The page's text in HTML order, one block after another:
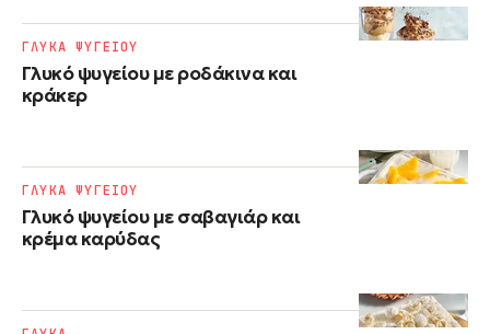
Γλυκό ψυγείου με ροδάκινα και
κράκερ
ΓΛΥΚΑ ΨΥΓΕΙΟΥ
Γλυκό ψυγείου με σαβαγιάρ και
κρέμα καρύδας
ΓΛΥΚΑ ΨΥΓΕΙΟΥ